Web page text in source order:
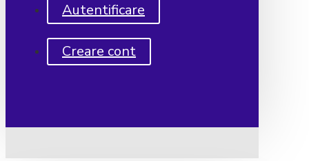
Autentificare
Creare cont